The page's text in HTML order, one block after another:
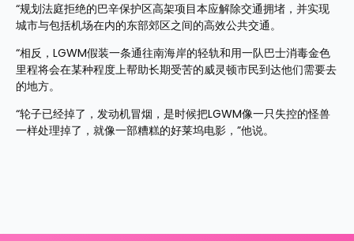
“规划法庭拒绝的巴辛保护区高架项目本应解除交通拥堵，并实现
城市与包括机场在内的东部郊区之间的高效公共交通。
“相反，LGWM假装一条通往南海岸的轻轨和用一队巴士消毒金色
里程将会在某种程度上帮助长期受苦的威灵顿市民到达他们需要去
的地方。
“轮子已经掉了，发动机冒烟，是时候把LGWM像一只失控的怪兽
一样处理掉了，就像一部糟糕的好莱坞电影，”他说。